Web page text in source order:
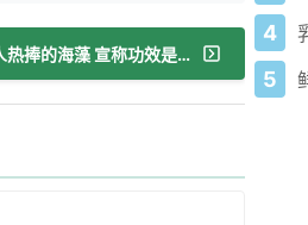
下一篇：美容健康达人热捧的海藻 宣称功效是沉是浮
4
5